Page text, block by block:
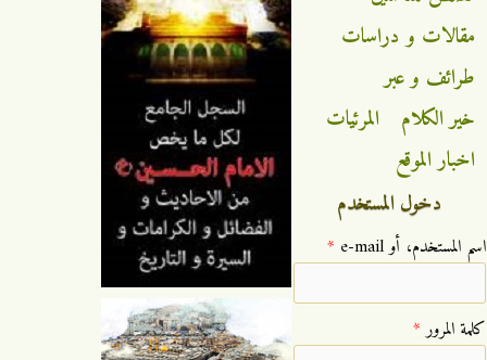
مقالات و دراسات
طرائف و عبر
خير الكلام
المرئيات
اخبار الموقع
دخول المستخدم
‏اسم المستخدم، أو e-mail ‏ *
‏كلمة المرور ‏*